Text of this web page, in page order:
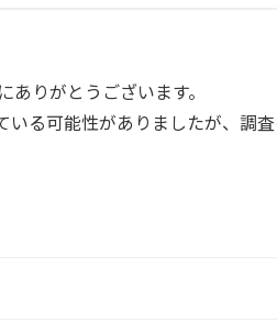
りがとうございます。
る可能性がありましたが、調